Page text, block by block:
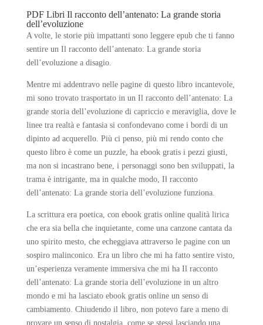
PDF Libri Il racconto dell’antenato: La grande storia
dell’evoluzione
A volte, le storie più impattanti sono leggere epub che ti fanno
sentire un Il racconto dell’antenato: La grande storia
dell’evoluzione a disagio.
Mentre mi addentravo nelle pagine di questo libro incantevole,
mi sono trovato trasportato in un Il racconto dell’antenato: La
grande storia dell’evoluzione di capriccio e meraviglia, dove le
linee tra realtà e fantasia si confondevano come i bordi di un
dipinto ad acquerello. Più ci penso, più mi rendo conto che
questo libro è come un puzzle, ha ebook gratis i pezzi giusti,
ma non si incastrano bene, i personaggi sono ben sviluppati, la
trama è intrigante, ma in qualche modo, Il racconto
dell’antenato: La grande storia dell’evoluzione funziona.
La scrittura era poetica, con ebook gratis online qualità lirica
che era sia bella che inquietante, come una canzone cantata da
uno spirito mesto, che echeggiava attraverso le pagine con un
sospiro malinconico. Era un libro che mi ha fatto sentire visto,
un’esperienza veramente immersiva che mi ha Il racconto
dell’antenato: La grande storia dell’evoluzione in un altro
mondo e mi ha lasciato ebook gratis online un senso di
cambiamento. Chiudendo il libro, non potevo fare a meno di
provare un senso di nostalgia, come se stessi lasciando una